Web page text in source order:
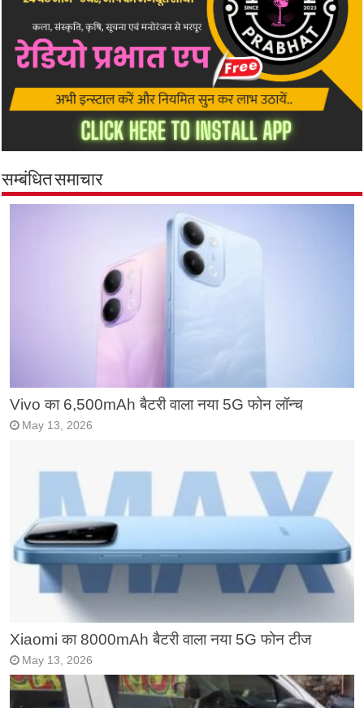
सम्बंधित समाचार
Vivo का 6,500mAh बैटरी वाला नया 5G फोन लॉन्च
May 13, 2026
Xiaomi का 8000mAh बैटरी वाला नया 5G फोन टीज
May 13, 2026